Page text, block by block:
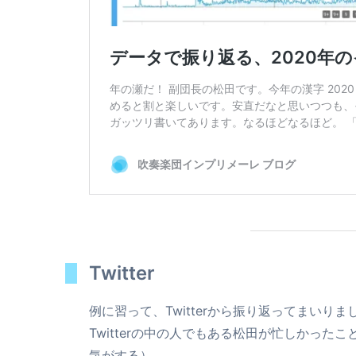
Twitter
例に習って、Twitterから振り返ってまいりま
Twitterの中の人でもある松田が忙しかったこ